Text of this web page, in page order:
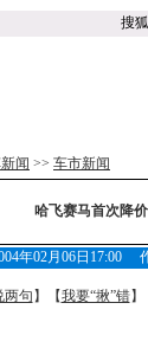
搜
闻 >> 车市新闻
哈飞赛马首次降
年02月06日17:00
两句 】【我要“揪”错】